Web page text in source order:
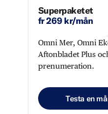
Superpaketet
fr 269 kr/mån
Omni Mer, Omni
Aftonbladet Plus
prenumeration.
Testa en